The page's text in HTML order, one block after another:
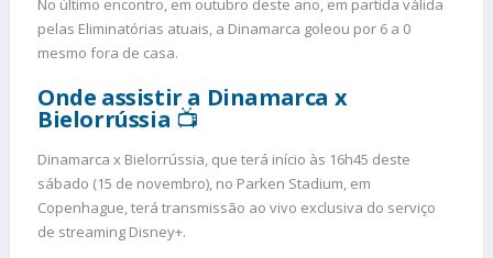
No último encontro, em outubro deste ano, em partida válida
pelas Eliminatórias atuais, a Dinamarca goleou por 6 a 0
mesmo fora de casa.
Onde assistir a Dinamarca x
Bielorrússia 📺
Dinamarca x Bielorrússia, que terá início às 16h45 deste
sábado (15 de novembro), no Parken Stadium, em
Copenhague, terá transmissão ao vivo exclusiva do serviço
de streaming Disney+.